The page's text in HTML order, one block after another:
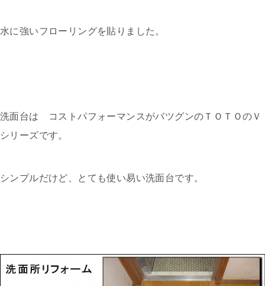
水に強いフローリングを貼りました。
洗面台は コストパフォーマンスがバツグンのＴＯＴＯのＶ
シリーズです。
シンプルだけど、とても使い易い洗面台です。